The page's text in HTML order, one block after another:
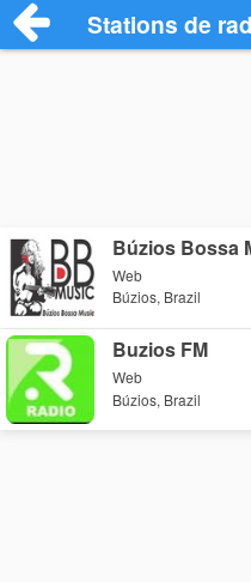
Stations de
Búzios Bossa
Web
Búzios, Brazil
Buzios FM
Web
Búzios, Brazil